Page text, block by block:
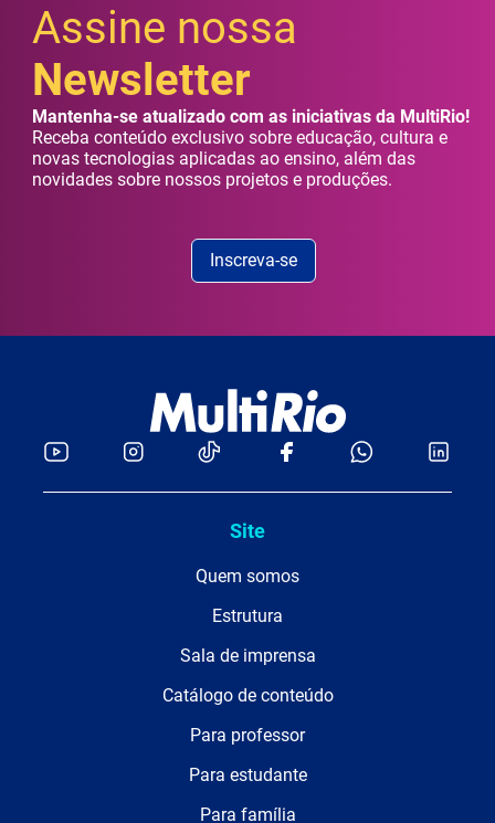
Assine nossa
Newsletter
Mantenha-se atualizado com as iniciativas da MultiRio!
Receba conteúdo exclusivo sobre educação, cultura e
novas tecnologias aplicadas ao ensino, além das
novidades sobre nossos projetos e produções.
Inscreva-se
Site
Quem somos
Estrutura
Sala de imprensa
Catálogo de conteúdo
Para professor
Para estudante
Para família